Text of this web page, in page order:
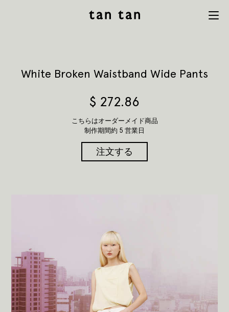
White Broken Waistband Wide Pants
$ 272.86
こちらはオーダーメイド商品
制作期間約 5 営業日
注文する